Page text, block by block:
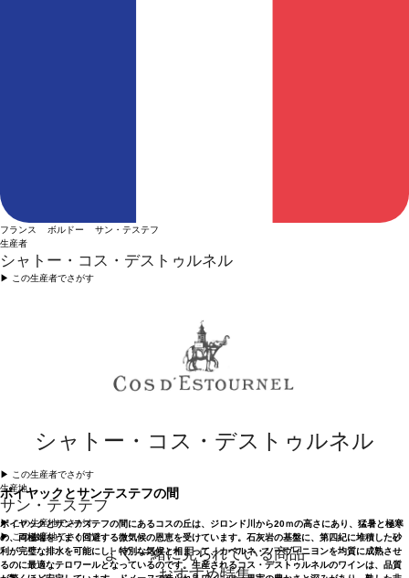
フランス ボルドー サン・テステフ
生産者
シャトー・コス・デストゥルネル
▶︎ この生産者でさがす
シャトー・コス・デストゥルネル
ポイヤックとサンテステフの間
ポイヤックとサンテステフの間にあるコスの丘は、ジロンド川から20ｍの高さにあり、猛暑と極寒
の、両極端をうまく回避する微気候の恩恵を受けています。石灰岩の基盤に、第四紀に堆積した砂
利が完璧な排水を可能にし、特別な気候と相まって、カベルネ・ソーヴィニヨンを均質に成熟させ
るのに最適なテロワールとなっているのです。生産されるコス・デストゥルネルのワインは、品質
▶︎ この生産者でさがす
生産地
サン・テステフ
▶︎ この生産地でさがす
▶︎ この生産地でさがす
よく一緒に見られている商品